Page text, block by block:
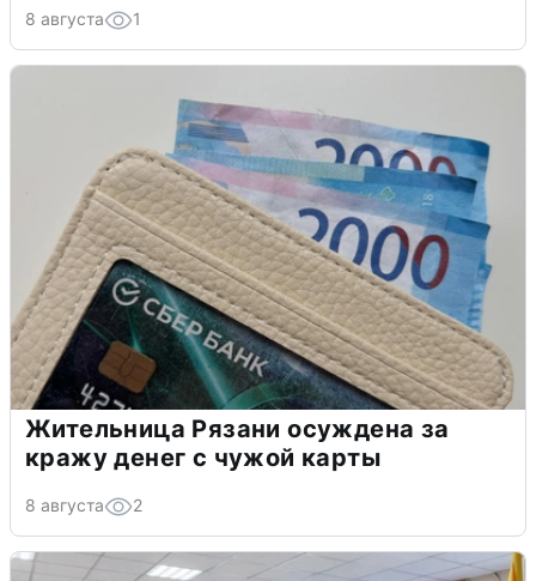
8 августа 1
Жительница Рязани осуждена за
кражу денег с чужой карты
8 августа 2